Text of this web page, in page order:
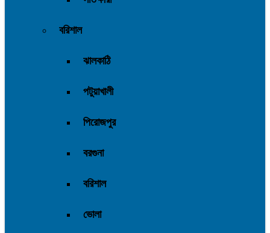
বরিশাল
ঝালকাঠি
পটুয়াখালী
পিরোজপুর
বরগুনা
বরিশাল
ভোলা